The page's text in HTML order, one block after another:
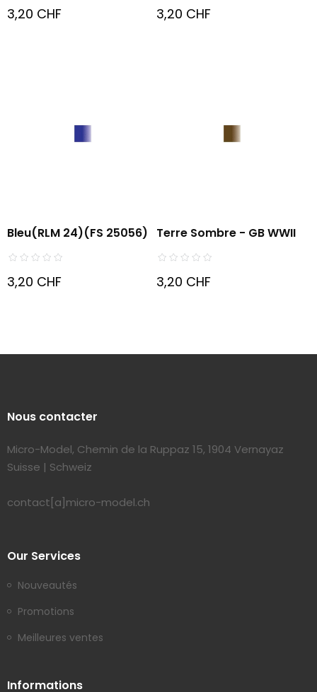
3,20 CHF 3,20 CHF
Bleu(RLM 24)(FS 25056)
3,20 CHF
Terre Sombre - GB WWII
3,20 CHF
Nous contacter
Micro-Model, Chemin de la Ruppaz 15, 1904 Vernayaz
Suisse | Schweiz
contact[a]micro-model.ch
Our Services
Nouveautés
Promotions
Meilleures ventes
Informations